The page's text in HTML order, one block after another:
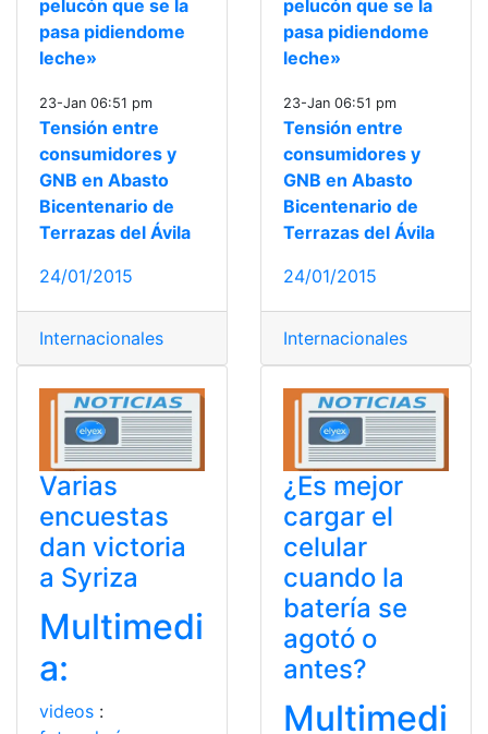
pelucón que se la
pasa pidiendome
leche»
23-Jan 06:51 pm
Tensión entre
consumidores y
GNB en Abasto
Bicentenario de
Terrazas del Ávila
24/01/2015
Internacionales
pelucón que se la
pasa pidiendome
leche»
23-Jan 06:51 pm
Tensión entre
consumidores y
GNB en Abasto
Bicentenario de
Terrazas del Ávila
24/01/2015
Internacionales
Varias
encuestas
dan victoria
a Syriza
Multimedi
a:
videos :
¿Es mejor
cargar el
celular
cuando la
batería se
agotó o
antes?
Multimedi